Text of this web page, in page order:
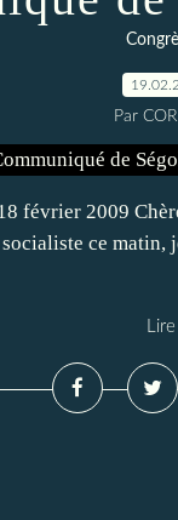
Par
février 2009
ce matin,